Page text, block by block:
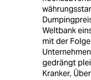
Weltbank
mit der
gedrängt
Kranker,